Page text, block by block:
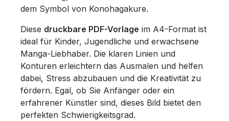
dem Symbol von Konohagakure.
Diese druckbare PDF-Vorlage im A4-Format ist
ideal für Kinder, Jugendliche und erwachsene
Manga-Liebhaber. Die klaren Linien und
Konturen erleichtern das Ausmalen und helfen
dabei, Stress abzubauen und die Kreativität zu
fördern. Egal, ob Sie Anfänger oder ein
erfahrener Künstler sind, dieses Bild bietet den
perfekten Schwierigkeitsgrad.